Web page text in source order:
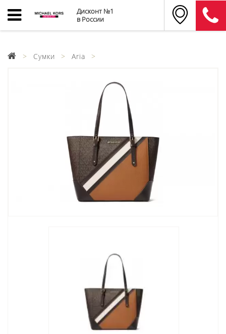
Дисконт №1
в России
Сумки Aria